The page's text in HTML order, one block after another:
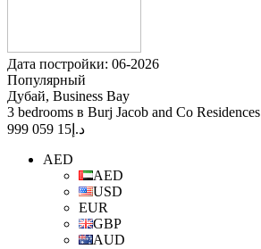
Дата постройки: 06-2026
Популярный
Дубай, Business Bay
3 bedrooms в Burj Jacob and Co Residences
د.إ 15 059 999
AED
AED
USD
EUR
GBP
AUD